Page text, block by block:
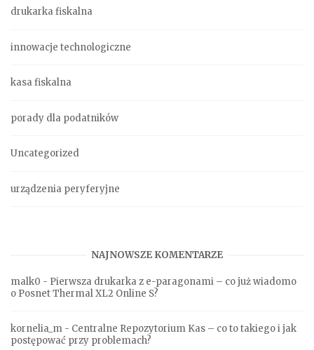
drukarka fiskalna
innowacje technologiczne
kasa fiskalna
porady dla podatników
Uncategorized
urządzenia peryferyjne
NAJNOWSZE KOMENTARZE
malk0 - Pierwsza drukarka z e-paragonami – co już wiadomo
o Posnet Thermal XL2 Online S?
kornelia_m - Centralne Repozytorium Kas – co to takiego i jak
postępować przy problemach?